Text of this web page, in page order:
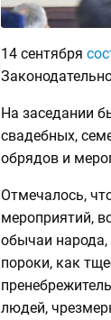
14 сентября
На заседании
свадебных,
обрядов и
Отмечалось,
мероприятий,
обычаи народа,
пороки, как
людей,